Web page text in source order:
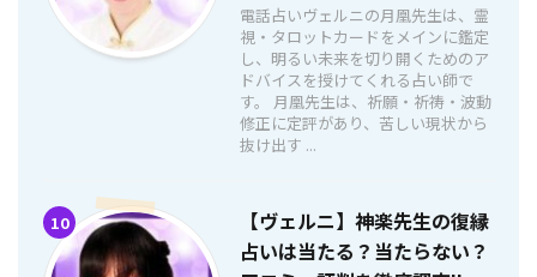
電話占いヴェルニの月凰先生は、霊
視・タロットカードをメインに鑑定
し、明るい未来を切り開くためのア
ドバイスを授けてくれる占い師で
す。 月凰先生は、祈願・祈祷・波動
修正に定評があり、苦しい現状から
抜け出す ...
10
【ヴェルニ】神楽先生の復縁
占いは当たる？当たらない？